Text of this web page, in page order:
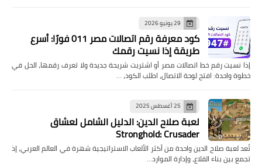
29 يونيو 2026
كود معرفة رقم اتصالات مصر 011 فورًا: أسرع
طريقة إذا نسيت رقمك
إذا نسيت رقم خط اتصالات مصر أو اشتريت شريحة جديدة ولا تعرف رقمها، الحل في
خطوة واحدة: افتح لوحة الاتصال، اطلب الكود، …
25 أغسطس 2025
لعبة صلاح الدين: الدليل الشامل لعشاق
Stronghold: Crusader
تُعد لعبة صلاح الدين واحدة من أكثر الألعاب الاستراتيجية شهرة في العالم العربي، إذ
تجمع بين بناء القلاع، وإدارة الموارد…